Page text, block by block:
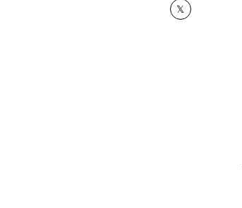
𝕏